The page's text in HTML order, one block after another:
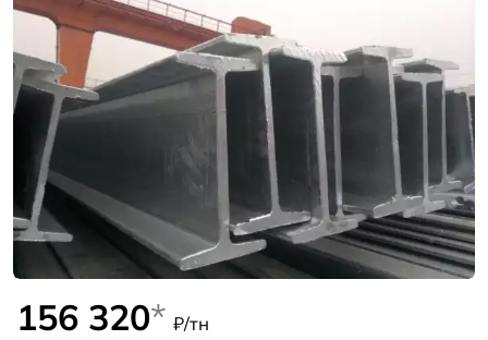
156 320* ₽/тн